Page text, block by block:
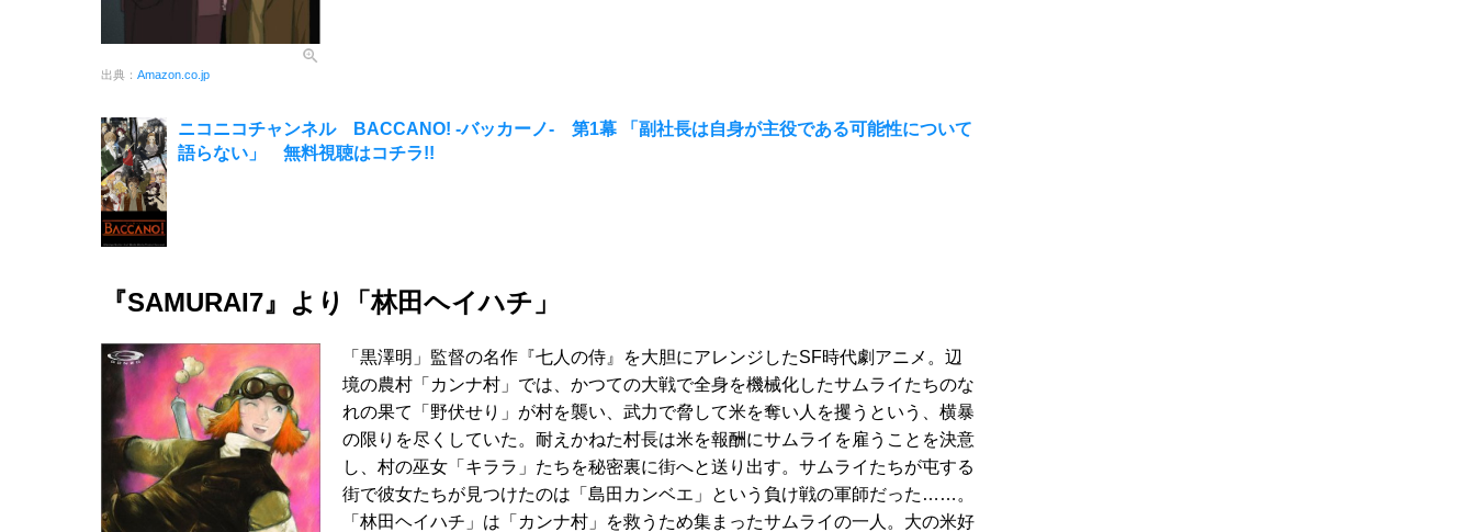
出典： Amazon.co.jp
ニコニコチャンネル BACCANO! -バッカーノ- 第1幕 「副社長は自身が主役である可能性について
語らない」 無料視聴はコチラ!!
『SAMURAI7』より「林田ヘイハチ」
「黒澤明」監督の名作『七人の侍』を大胆にアレンジしたSF時代劇アニメ。辺
境の農村「カンナ村」では、かつての大戦で全身を機械化したサムライたちのな
れの果て「野伏せり」が村を襲い、武力で脅して米を奪い人を攫うという、横暴
の限りを尽くしていた。耐えかねた村長は米を報酬にサムライを雇うことを決意
し、村の巫女「キララ」たちを秘密裏に街へと送り出す。サムライたちが屯する
街で彼女たちが見つけたのは「島田カンベエ」という負け戦の軍師だった……。
「林田ヘイハチ」は「カンナ村」を救うため集まったサムライの一人。大の米好